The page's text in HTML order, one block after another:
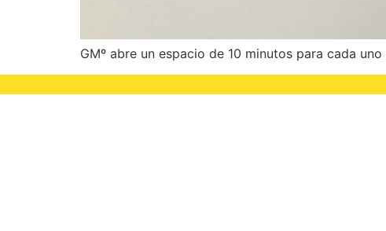
GMº abre un espacio de 10 minutos para cada